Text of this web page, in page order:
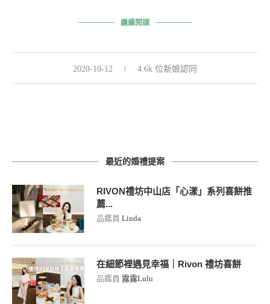
繼續閱讀
2020-10-12 4.6k 位新娘認同
最近的婚禮提案
RIVON禮坊中山店「心漾」系列喜餅推
薦...
品鑑員 Linda
在細節裡遇見幸福｜Rivon 禮坊喜餅
品鑑員 露露Lulu